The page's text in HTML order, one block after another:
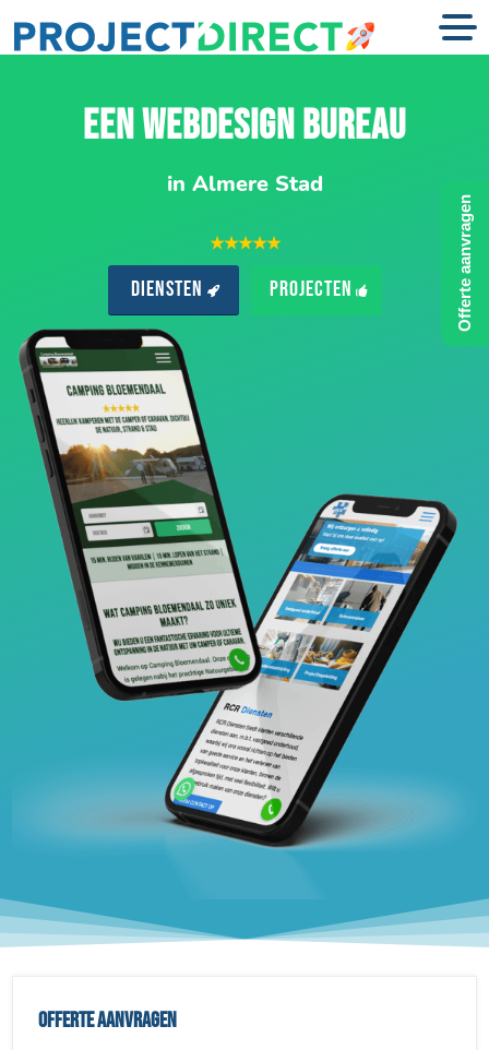
EEN WEBDESIGN BUREAU
in Almere Stad
★★★★★
Diensten Projecten
Offerte aanvragen
Offerte aanvragen